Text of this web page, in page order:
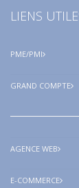
LIENS
PME/PMI
GRAND COMPTE
AGENCE WEB
E-COMMERCE